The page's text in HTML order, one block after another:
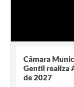
Câmara
Gentil realiza
de 2027